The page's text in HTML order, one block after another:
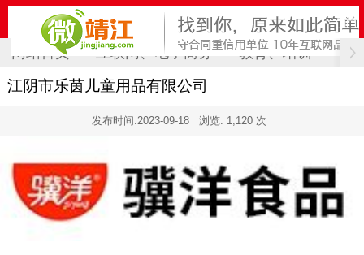
网站首页 互联网、电子商务 教育、培训 计
江阴市乐茵儿童用品有限公司
发布时间:2023-09-18 浏览: 1,120 次